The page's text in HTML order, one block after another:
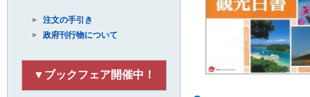
注文の手引き
政府刊行物について
▼ブックフェア開催中！